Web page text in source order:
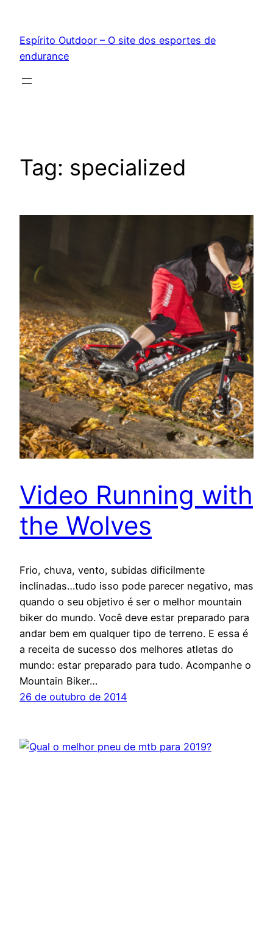
conteúdo
Espírito Outdoor – O site dos esportes de
endurance
Tag: specialized
Video Running with
the Wolves
Frio, chuva, vento, subidas dificilmente
inclinadas…tudo isso pode parecer negativo, mas
quando o seu objetivo é ser o melhor mountain
biker do mundo. Você deve estar preparado para
andar bem em qualquer tipo de terreno. E essa é
a receita de sucesso dos melhores atletas do
mundo: estar preparado para tudo. Acompanhe o
Mountain Biker…
26 de outubro de 2014